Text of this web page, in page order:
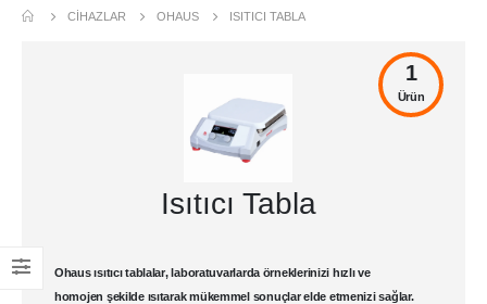
CIHAZLAR OHAUS ISITICI TABLA
Isıtıcı Tabla
Ohaus ısıtıcı tablalar,laboratuvarlarda örneklerinizi hızlı ve
homojen şekilde ısıtarak mükemmel sonuçlar elde etmenizi sağlar.
1
Ürün